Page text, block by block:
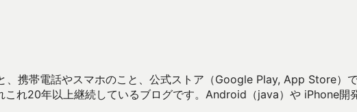
携帯電話やスマホのこと、公式ストア（Google Play, App Store）
これ20年以上継続しているブログです。Android（java）や iPhone